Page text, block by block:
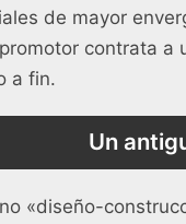
de mayor
contrata a
a fin.
Un
«diseño-